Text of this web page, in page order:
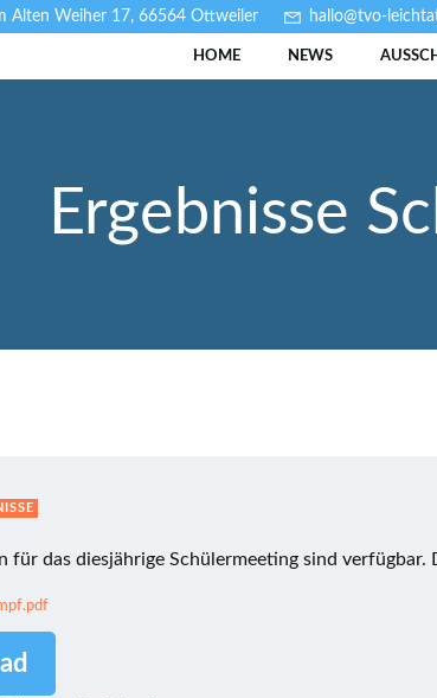
Alten Weiher 17, 66564 Ottweiler hallo@tvo-
HOME NEWS
Ergebnisse
für das diesjährige Schülermeeting sind